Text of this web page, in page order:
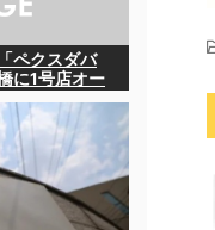
ペクスダバ
に1号店オー